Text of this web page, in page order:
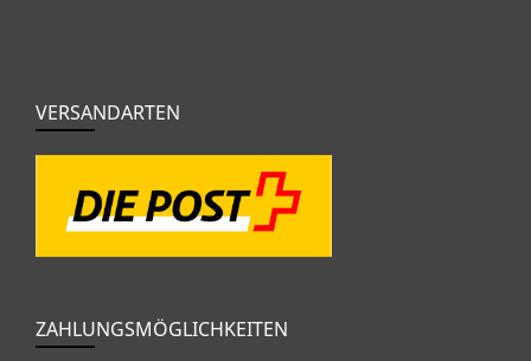
VERSANDARTEN
ZAHLUNGSMÖGLICHKEITEN